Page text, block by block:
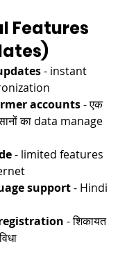
Features
- instant
accounts - एक
का data manage
- limited features
support - Hindi
- शिकायत